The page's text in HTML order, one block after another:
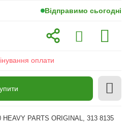
Відправимо сьогодні
оплати
HEAVY PARTS ORIGINAL, 313 8135